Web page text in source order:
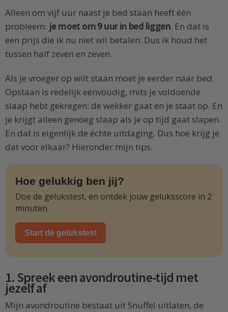
Alleen om vijf uur naast je bed staan heeft één
probleem: je moet om 9 uur in bed liggen. En dat is
een prijs die ik nu niet wil betalen. Dus ik houd het
tussen half zeven en zeven.
Als je vroeger op wilt staan moet je eerder naar bed.
Opstaan is redelijk eenvoudig, mits je voldoende
slaap hebt gekregen: de wekker gaat en je staat op. En
je krijgt alleen genoeg slaap als je op tijd gaat slapen.
En dat is eigenlijk de échte uitdaging. Dus hoe krijg je
dat voor elkaar? Hieronder mijn tips.
Hoe gelukkig ben jij?
Doe de gelukstest, en ontdek jouw geluksscore in 2
minuten.
Start de gelukstest
1. Spreek een avondroutine-tijd met
jezelf af
Mijn avondroutine bestaat uit Snuffel uitlaten, de